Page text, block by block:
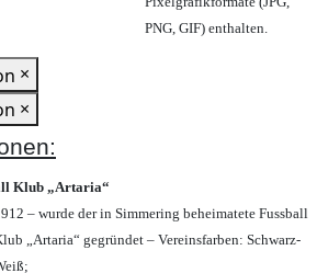
PNG, GIF) enthalten.
×
×
Klub „Artaria“
– wurde der in Simmering beheimatete Fussball
„Artaria“ gegründet – Vereinsfarben: Schwarz-